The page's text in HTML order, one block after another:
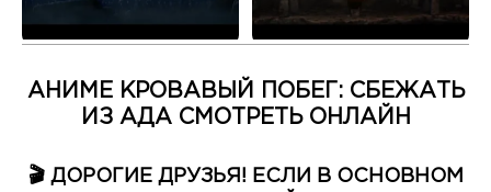
АНИМЕ КРОВАВЫЙ ПОБЕГ: СБЕЖАТЬ
ИЗ АДА СМОТРЕТЬ ОНЛАЙН
🎬 ДОРОГИЕ ДРУЗЬЯ! ЕСЛИ В ОСНОВНОМ